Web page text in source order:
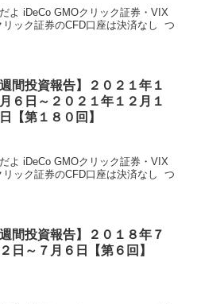
よ iDeCo GMOクリック証券・VIX
ック証券のCFD口座は決済なし つ
週間投資報告】２０２１年１
６日～２０２１年１２月１
【第１８０回】
よ iDeCo GMOクリック証券・VIX
ック証券のCFD口座は決済なし つ
週間投資報告】２０１８年７
日～７月６日【第６回】